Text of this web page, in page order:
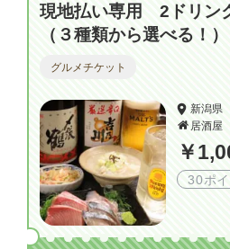
現地払い専用 2ドリン
（３種類から選べる！）
グルメチケット
新潟県
居酒屋
￥
30ポ